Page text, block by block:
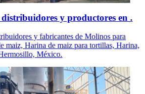
distribuidores y productores en .
y fabricantes de Molinos para
maiz, Harina de maiz para tortillas, Harina,
México.